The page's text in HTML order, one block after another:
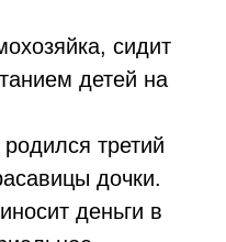
сидит
детей на
третий
дочки.
деньги в